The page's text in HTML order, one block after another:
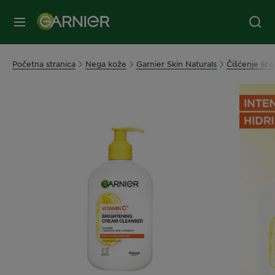
MENI
Početna stranica Nega kože Garnier Skin Naturals Čišćenje lica